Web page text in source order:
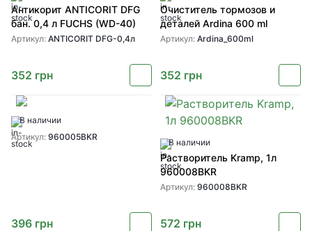
Антикорит ANTICORIT DFG
бан. 0,4 л FUCHS (WD-40)
Артикул: ANTICORIT DFG-0,4л
352 грн
Очиститель тормозов и
деталей Ardina 600 ml
Артикул: Ardina_600ml
352 грн
В наличии
Артикул: 960005BKR
396 грн
В наличии
Растворитель Kramp, 1л
960008BKR
Артикул: 960008BKR
572 грн